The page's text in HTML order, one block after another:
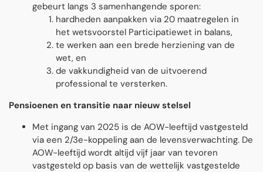
gebeurt langs 3 samenhangende sporen:
hardheden aanpakken via 20 maatregelen in
het wetsvoorstel Participatiewet in balans,
te werken aan een brede herziening van de
wet, en
de vakkundigheid van de uitvoerend
professional te versterken.
Pensioenen en transitie naar nieuw stelsel
Met ingang van 2025 is de AOW-leeftĳd vastgesteld
via een 2/3e-koppeling aan de levensverwachting. De
AOW-leeftĳd wordt altĳd vĳf jaar van tevoren
vastgesteld op basis van de wettelĳk vastgestelde